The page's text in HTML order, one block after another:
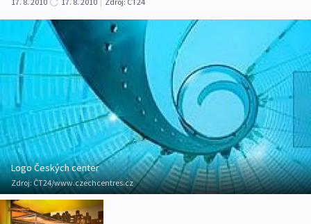
Logo Českých center
Zdroj:ČT24/www.czechcentres.cz